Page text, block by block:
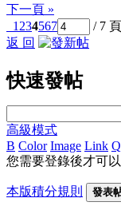
下一頁 »
1 234567 / 7 頁
返 回
快速發帖
高級模式
B Color Image Link
您需要登錄後才可
本版積分規則 發表